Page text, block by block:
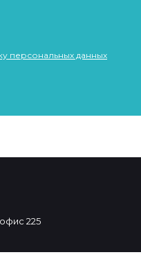
персональных данных
225